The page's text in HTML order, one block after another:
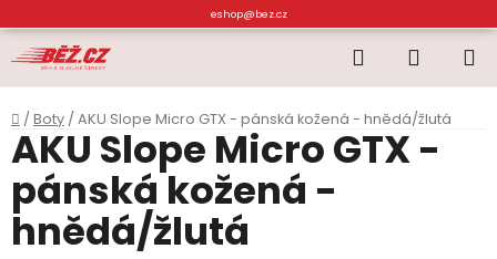
na
obsah
eshop@bez.cz
Hledat
KOŠÍK
Domů
/ Boty / AKU Slope Micro GTX - pánská kožená - hnědá/žlutá
AKU Slope Micro GTX -
pánská kožená -
hnědá/žlutá